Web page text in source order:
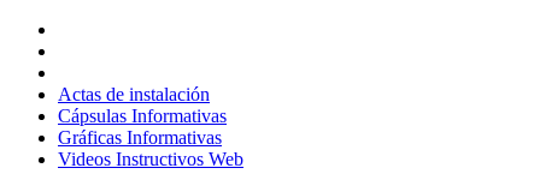
contenido
Actas de instalación
Cápsulas Informativas
Gráficas Informativas
Videos Instructivos Web